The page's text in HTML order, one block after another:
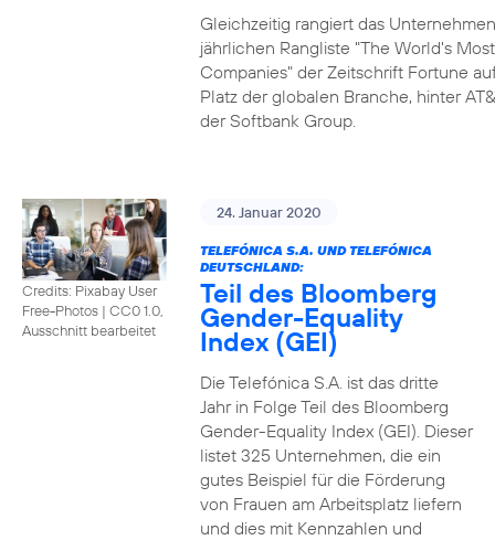
Gleichzeitig rangiert das
jährlichen Rangliste "The World's
Companies" der Zeitschrift Fortune
Platz der globalen Branche, hinter
der Softbank Group.
Credits: Pixabay User
Free-Photos | CC0 1.0,
Ausschnitt bearbeitet
24. Januar 2020
TELEFÓNICA S.A. UND TELEFÓNICA
DEUTSCHLAND:
Teil des Bloomberg
Gender-Equality
Index (GEI)
Die Telefónica S.A. ist das dritte
Jahr in Folge Teil des Bloomberg
Gender-Equality Index (GEI). Dieser
listet 325 Unternehmen, die ein
gutes Beispiel für die Förderung
von Frauen am Arbeitsplatz liefern
und dies mit Kennzahlen und